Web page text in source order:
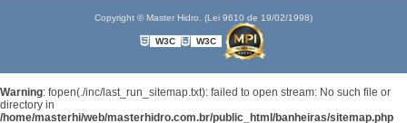
Copyright © Master Hidro. (Lei 9610 de 19/02/1998)
W3C W3C
Warning: fopen(./inc/last_run_sitemap.txt): failed to open stream: No such file or
directory in
/home/masterhi/web/masterhidro.com.br/public_html/banheiras/sitemap.php